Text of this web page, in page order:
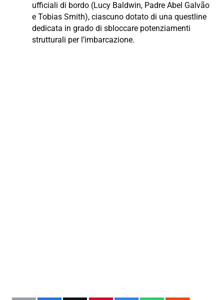
ufficiali di bordo (Lucy Baldwin, Padre Abel Galvão
e Tobias Smith), ciascuno dotato di una questline
dedicata in grado di sbloccare potenziamenti
strutturali per l’imbarcazione.